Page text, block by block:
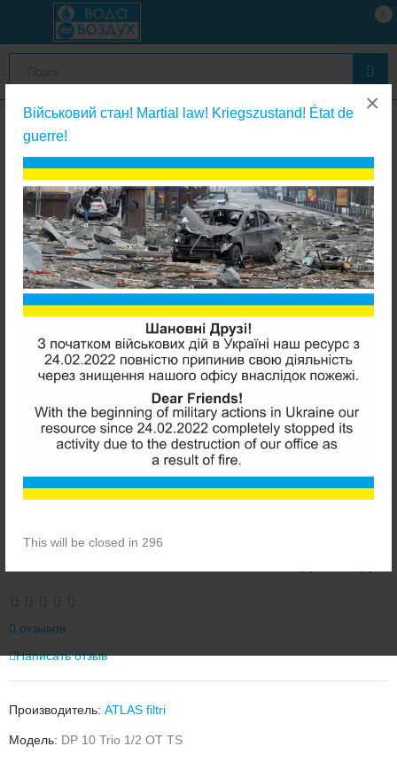
Військовий стан! Martial law! Kriegszustand! État de
guerre!
This will be closed in 296
×
0
Фильтры с сменным картриджем
ATLAS filtri DP 10 Trio 1/2 магистральный фильтр 8 Bar
0 отзывов
Написать отзыв
Производитель: ATLAS filtri
Модель: DP 10 Trio 1/2 OT TS